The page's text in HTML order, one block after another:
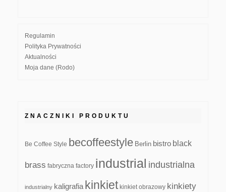
Regulamin
Polityka Prywatności
Aktualności
Moja dane (Rodo)
ZNACZNIKI PRODUKTU
Be Coffee Style becoffeestyle Berlin bistro black
brass fabryczna factory industrial industrialna
industrialny kaligrafia kinkiet kinkiet obrazowy kinkiety